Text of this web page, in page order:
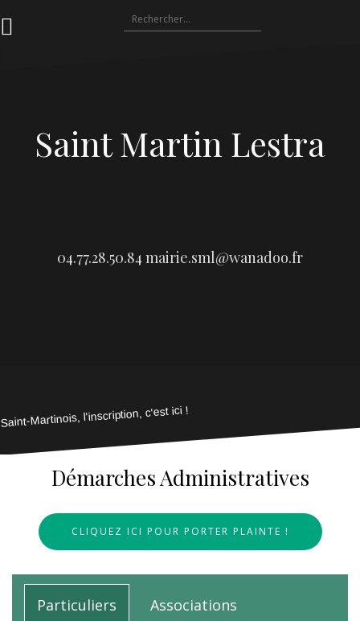
au
Rechercher :
Saint Martin Lestra
04.77.28.50.84 mairie.sml@wanadoo.fr
Saint-Martinois, l'inscription, c'est ici !
Démarches Administratives
CLIQUEZ ICI POUR PORTER PLAINTE !
Particuliers Associations